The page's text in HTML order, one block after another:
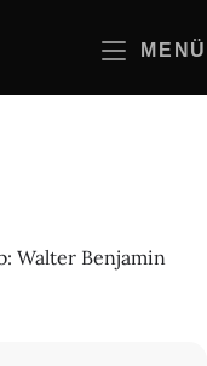
MENÜ
Walter Benjamin